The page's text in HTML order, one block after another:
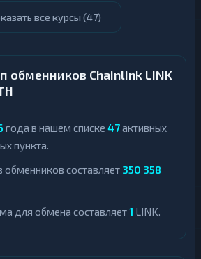
все курсы (47)
обменников Chainlink LINK
года в нашем списке 47активных
пункта.
составляет 350 358
для обмена составляет1 LINK.